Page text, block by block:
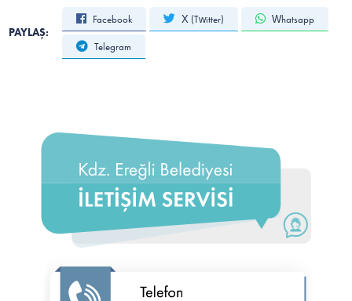
PAYLAŞ:
Facebook X (Twitter) Whatsapp
Telegram